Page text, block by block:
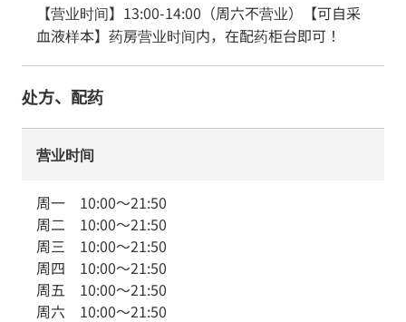
【营业时间】13:00-14:00（周六不营业）【可自采
血液样本】药房营业时间内，在配药柜台即可！
处方、配药
营业时间
周一 10:00～21:50
周二 10:00～21:50
周三 10:00～21:50
周四 10:00～21:50
周五 10:00～21:50
周六 10:00～21:50